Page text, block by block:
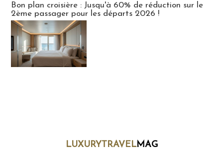
Bon plan croisière : Jusqu'à 60% de réduction sur le
2ème passager pour les départs 2026 !
LUXURYTRAVELMAG